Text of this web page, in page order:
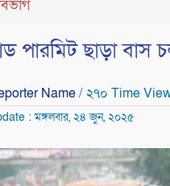
পারমিট ছাড়া
Name/ ২৭০ Time
: মঙ্গলবার, ২৪ জুন, ২০২৫